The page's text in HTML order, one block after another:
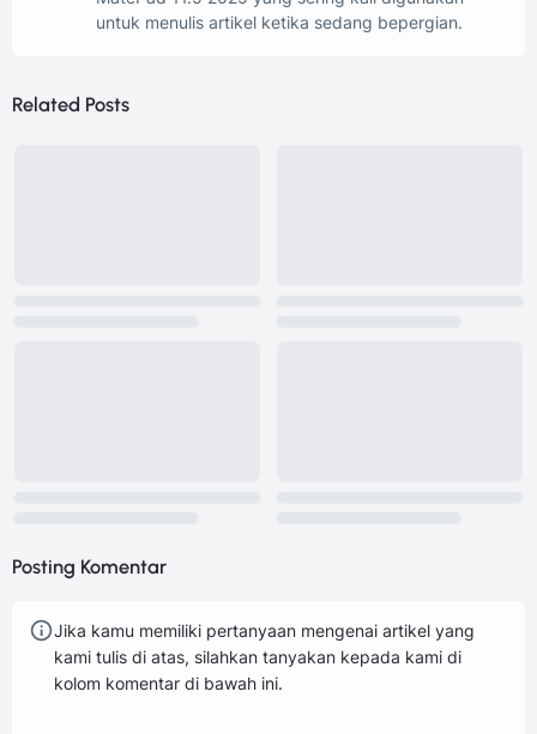
untuk menulis artikel ketika sedang bepergian.
Related Posts
Posting Komentar
Jika kamu memiliki pertanyaan mengenai artikel yang
kami tulis di atas, silahkan tanyakan kepada kami di
kolom komentar di bawah ini.